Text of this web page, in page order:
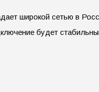
широкой сетью в
будет